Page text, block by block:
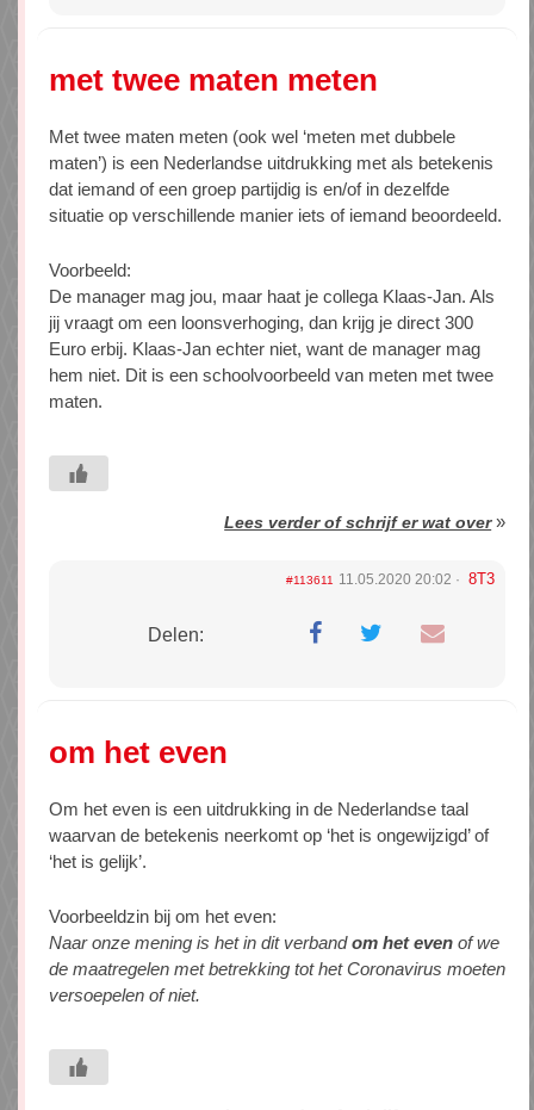
met twee maten meten
Met twee maten meten (ook wel ‘meten met dubbele
maten’) is een Nederlandse uitdrukking met als betekenis
dat iemand of een groep partijdig is en/of in dezelfde
situatie op verschillende manier iets of iemand beoordeeld.
Voorbeeld:
De manager mag jou, maar haat je collega Klaas-Jan. Als
jij vraagt om een loonsverhoging, dan krijg je direct 300
Euro erbij. Klaas-Jan echter niet, want de manager mag
hem niet. Dit is een schoolvoorbeeld van meten met twee
maten.
Lees verder of schrijf er wat over»
#113611 11.05.2020 20:02 8T3
Delen:
om het even
Om het even is een uitdrukking in de Nederlandse taal
waarvan de betekenis neerkomt op ‘het is ongewijzigd’ of
‘het is gelijk’.
Voorbeeldzin bij om het even:
Naar onze mening is het in dit verbandom het even of we
de maatregelen met betrekking tot het Coronavirus moeten
versoepelen of niet.